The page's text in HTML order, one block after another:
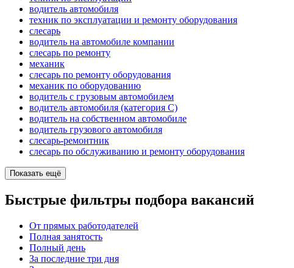
водитель автомобиля
техник по эксплуатации и ремонту оборудования
слесарь
водитель на автомобиле компании
слесарь по ремонту
механик
слесарь по ремонту оборудования
механик по оборудованию
водитель с грузовым автомобилем
водитель автомобиля (категория C)
водитель на собственном автомобиле
водитель грузового автомобиля
слесарь-ремонтник
слесарь по обслуживанию и ремонту оборудования
Показать ещё
Быстрые фильтры подбора вакансий
От прямых работодателей
Полная занятость
Полный день
За последние три дня